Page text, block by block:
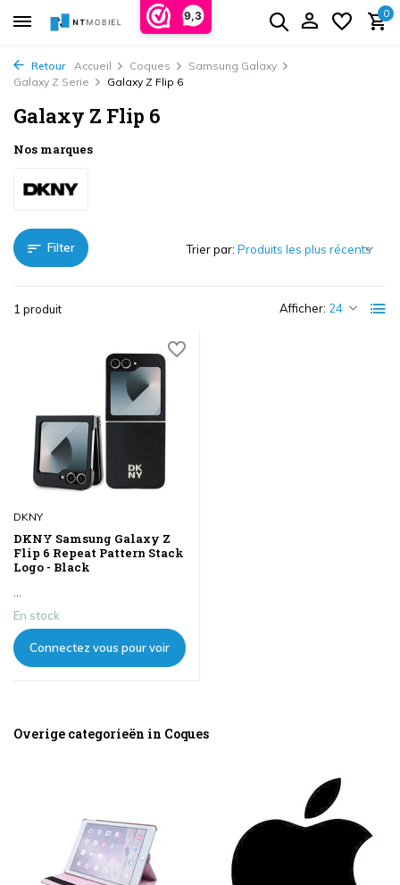
9,3 0
Retour Accueil Coques
Samsung Galaxy
Galaxy Z Serie
Galaxy Z Flip 6
Galaxy Z Flip 6
Nos marques
Filter
1 produit Afficher:
Trier par:
DKNY
DKNY Samsung Galaxy Z
Flip 6 Repeat Pattern Stack
Logo - Black
En stock
Connectez vous pour voir
Overige categorieën in Coques